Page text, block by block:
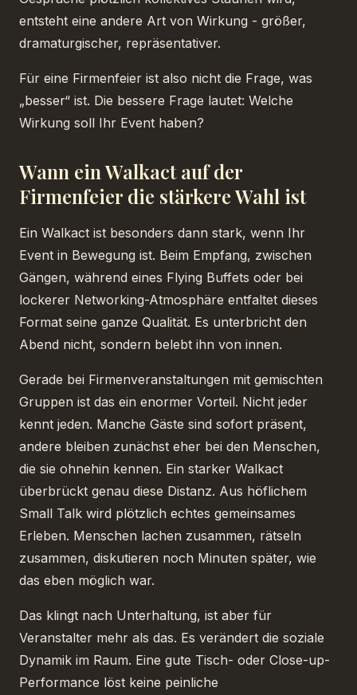
entsteht eine andere Art von Wirkung - größer,
dramaturgischer, repräsentativer.
Für eine Firmenfeier ist also nicht die Frage, was
„besser“ ist. Die bessere Frage lautet: Welche
Wirkung soll Ihr Event haben?
Wann ein Walkact auf der
Firmenfeier die stärkere Wahl ist
Ein Walkact ist besonders dann stark, wenn Ihr
Event in Bewegung ist. Beim Empfang, zwischen
Gängen, während eines Flying Buffets oder bei
lockerer Networking-Atmosphäre entfaltet dieses
Format seine ganze Qualität. Es unterbricht den
Abend nicht, sondern belebt ihn von innen.
Gerade bei Firmenveranstaltungen mit gemischten
Gruppen ist das ein enormer Vorteil. Nicht jeder
kennt jeden. Manche Gäste sind sofort präsent,
andere bleiben zunächst eher bei den Menschen,
die sie ohnehin kennen. Ein starker Walkact
überbrückt genau diese Distanz. Aus höflichem
Small Talk wird plötzlich echtes gemeinsames
Erleben. Menschen lachen zusammen, rätseln
zusammen, diskutieren noch Minuten später, wie
das eben möglich war.
Das klingt nach Unterhaltung, ist aber für
Veranstalter mehr als das. Es verändert die soziale
Dynamik im Raum. Eine gute Tisch- oder Close-up-
Performance löst keine peinliche